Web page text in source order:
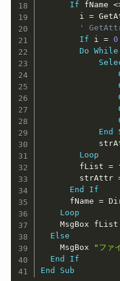
If fName <
        i
=
' GetAttr
If i = 0
Do
While
End
Loop
        fList
=
        strAttr
End
If
      fName
=
Loop
MsgBox
Else
    MsgBox
"ファ
End
If
End
Sub